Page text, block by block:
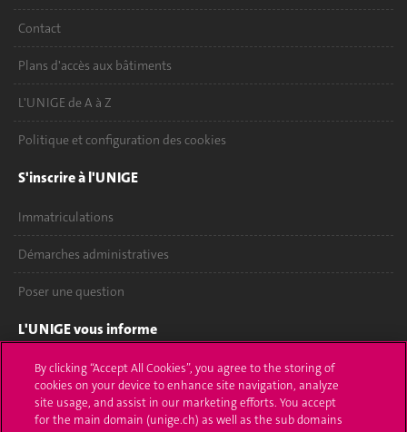
Contact
Plans d'accès aux bâtiments
L'UNIGE de A à Z
Politique et configuration des cookies
S'inscrire à l'UNIGE
Immatriculations
Démarches administratives
Poser une question
L'UNIGE vous informe
UNIGE Mobile
Médias
By clicking “Accept All Cookies”, you agree to the storing of
cookies on your device to enhance site navigation, analyze
site usage, and assist in our marketing efforts. You accept
for the main domain (unige.ch) as well as the sub domains